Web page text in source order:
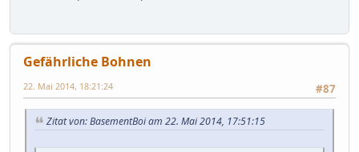
Gefährliche Bohnen
#87
22. Mai 2014, 18:21:24
Zitat von: BasementBoi am 22. Mai 2014, 17:51:15